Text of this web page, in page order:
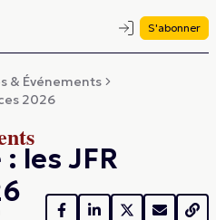
S'abonner
& Événements
2026
les JFR